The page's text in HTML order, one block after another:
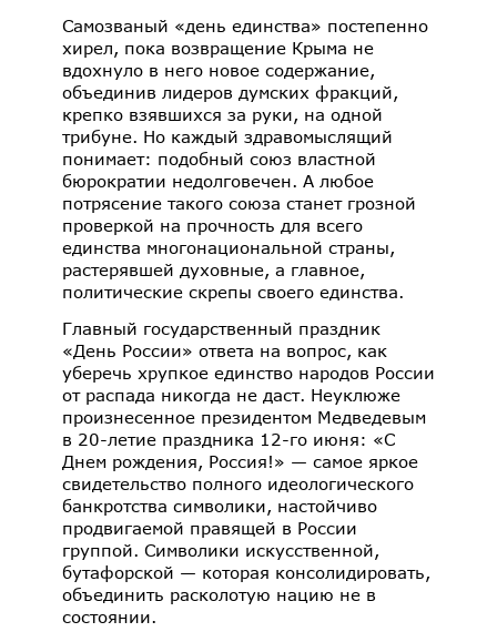
Самозваный «день единства» постепенно
хирел, пока возвращение Крыма не
вдохнуло в него новое содержание,
объединив лидеров думских фракций,
крепко взявшихся за руки, на одной
трибуне. Но каждый здравомыслящий
понимает: подобный союз властной
бюрократии недолговечен. А любое
потрясение такого союза станет грозной
проверкой на прочность для всего
единства многонациональной страны,
растерявшей духовные, а главное,
политические скрепы своего единства.
Главный государственный праздник
«День России» ответа на вопрос, как
уберечь хрупкое единство народов России
от распада никогда не даст. Неуклюже
произнесенное президентом Медведевым
в 20-летие праздника 12-го июня: «С
Днем рождения, Россия!» — самое яркое
свидетельство полного идеологического
банкротства символики, настойчиво
продвигаемой правящей в России
группой. Символики искусственной,
бутафорской — которая консолидировать,
объединить расколотую нацию не в
состоянии.